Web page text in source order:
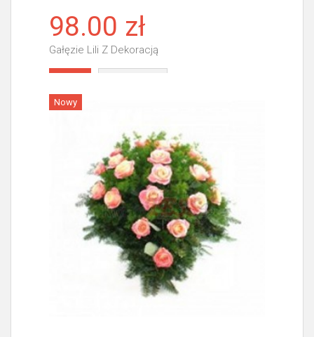
98.00 zł
Gałęzie Lili Z Dekoracją
Nowy